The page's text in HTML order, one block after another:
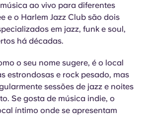
ao vivo para diferentes
e o Harlem Jazz Club são dois
em jazz, funk e soul,
há décadas.
o seu nome sugere, é o local
estrondosas e rock pesado, mas
sessões de jazz e noites
Se gosta de música indie, o
íntimo onde se apresentam